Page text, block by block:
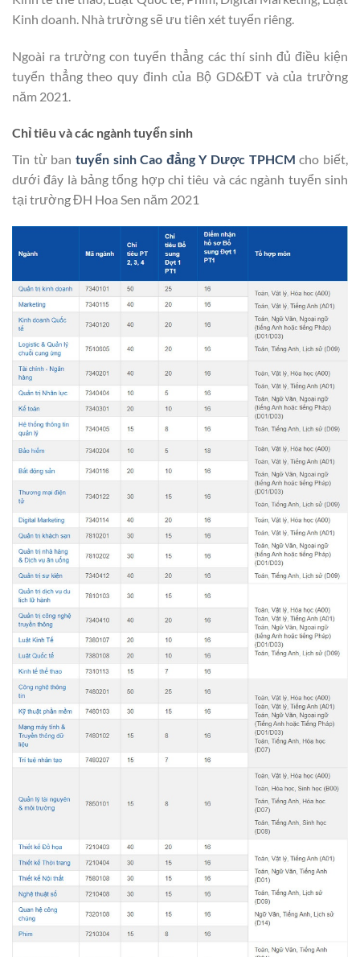
Kinh doanh. Nhà trường sẽ ưu tiên xét tuyển riêng.
Ngoài ra trường con tuyển thẳng các thí sinh đủ điều kiện
tuyển thẳng theo quy đinh của Bộ GD&ĐT và của trường
năm 2021.
Chỉ tiêu và các ngành tuyển sinh
Tin từ ban tuyển sinh Cao đẳng Y Dược TPHCM cho biết,
dưới đây là bảng tổng hợp chi tiêu và các ngành tuyển sinh
tại trường ĐH Hoa Sen năm 2021